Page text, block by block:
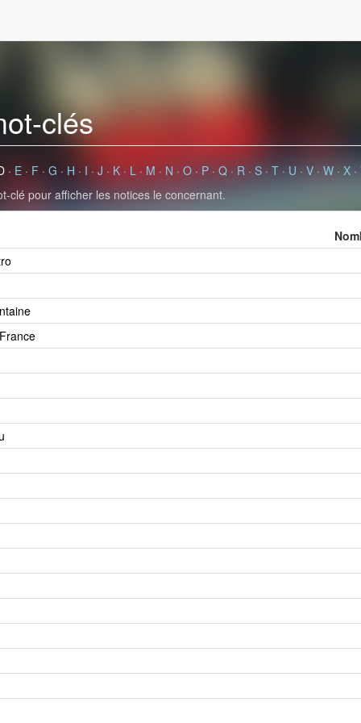
clés
· E· F · G · H · I · J · K· L· M · N · O· P· Q· R· S· T· U · V· W· X·
clé pour afficher les notices le concernant.